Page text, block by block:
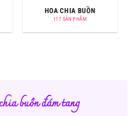
HOA CHIA BUỒN
117 SẢN PHẨM
buồn đám tang